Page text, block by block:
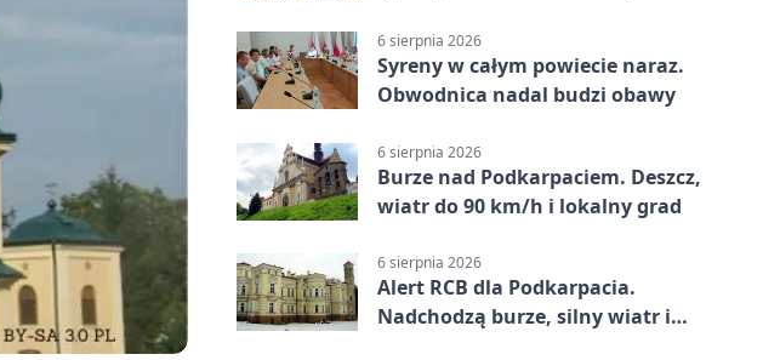
6 sierpnia 2026
Syreny w całym powiecie naraz.
Obwodnica nadal budzi obawy
6 sierpnia 2026
Burze nad Podkarpaciem. Deszcz,
wiatr do 90 km/h i lokalny grad
6 sierpnia 2026
Alert RCB dla Podkarpacia.
Nadchodzą burze, silny wiatr i